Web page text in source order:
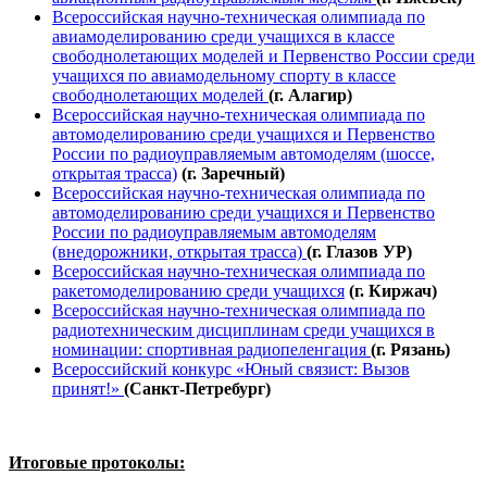
Всероссийская научно-техническая олимпиада по
авиамоделированию среди учащихся в классе
свободнолетающих моделей и Первенство России среди
учащихся по авиамодельному спорту в классе
свободнолетающих моделей (г. Алагир)
Всероссийская научно-техническая олимпиада по
автомоделированию среди учащихся и Первенство
России по радиоуправляемым автомоделям (шоссе,
открытая трасса) (г. Заречный)
Всероссийская научно-техническая олимпиада по
автомоделированию среди учащихся и Первенство
России по радиоуправляемым автомоделям
(внедорожники, открытая трасса) (г. Глазов УР)
Всероссийская научно-техническая олимпиада по
ракетомоделированию среди учащихся (г. Киржач)
Всероссийская научно-техническая олимпиада по
радиотехническим дисциплинам среди учащихся в
номинации: спортивная радиопеленгация (г. Рязань)
Всероссийский конкурс «Юный связист: Вызов
принят!» (Санкт-Петребург)
Итоговые протоколы: